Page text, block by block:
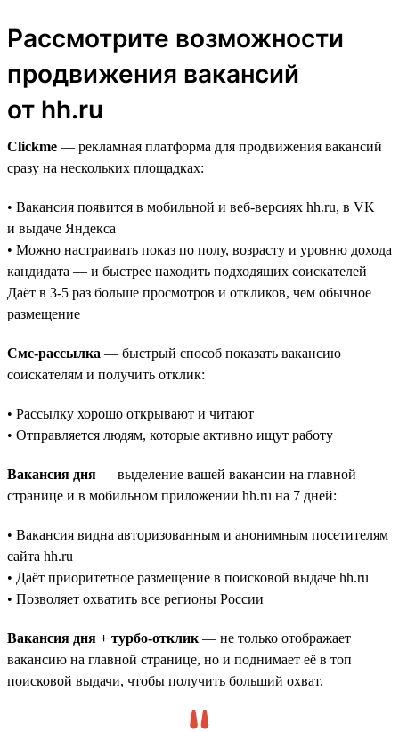
Рассмотрите возможности
продвижения вакансий
от hh.ru
Clickme — рекламная платформа для продвижения вакансий
сразу на нескольких площадках:
• Вакансия появится в мобильной и веб-версиях hh.ru, в VK
и выдаче Яндекса
• Можно настраивать показ по полу, возрасту и уровню дохода
кандидата — и быстрее находить подходящих соискателей
Даёт в 3-5 раз больше просмотров и откликов, чем обычное
размещение
Смс-рассылка — быстрый способ показать вакансию
соискателям и получить отклик:
• Рассылку хорошо открывают и читают
• Отправляется людям, которые активно ищут работу
Вакансия дня — выделение вашей вакансии на главной
странице и в мобильном приложении hh.ru на 7 дней:
• Вакансия видна авторизованным и анонимным посетителям
сайта hh.ru
• Даёт приоритетное размещение в поисковой выдаче hh.ru
• Позволяет охватить все регионы России
Вакансия дня + турбо-отклик — не только отображает
вакансию на главной странице, но и поднимает её в топ
поисковой выдачи, чтобы получить больший охват.